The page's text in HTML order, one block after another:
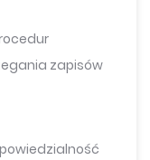
zapisów